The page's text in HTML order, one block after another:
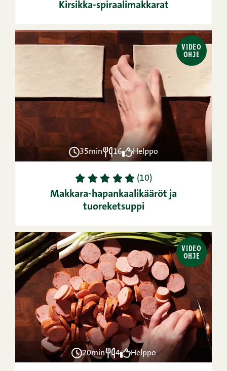
Kirsikka-spiraalimakkarat
VIDEO
OHJE
35min 16 Helppo
1 2 3 4 5 (10)
Makkara-hapankaalikääröt ja
tuoreketsuppi
VIDEO
OHJE
20min 4 Helppo